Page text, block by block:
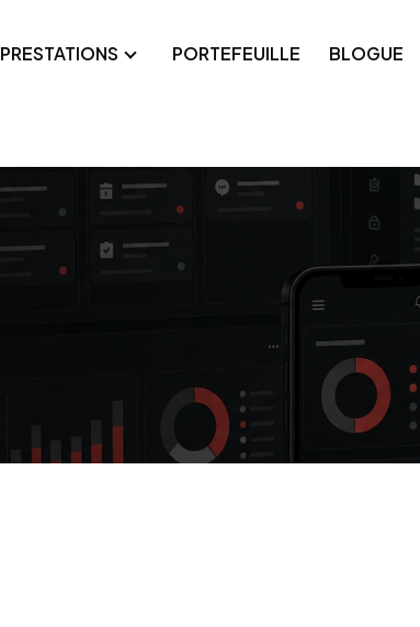
PRESTATIONS
Google Ads
PORTEFEUILLE BLOGUE